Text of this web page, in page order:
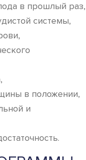
в прошлый раз,
системы,
в положении,
и